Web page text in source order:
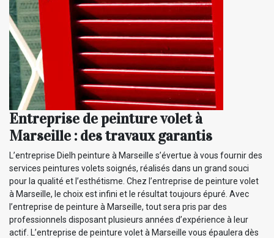
Entreprise de peinture volet à
Marseille : des travaux garantis
L’entreprise Dielh peinture à Marseille s’évertue à vous fournir des
services peintures volets soignés, réalisés dans un grand souci
pour la qualité et l’esthétisme. Chez l’entreprise de peinture volet
à Marseille, le choix est infini et le résultat toujours épuré. Avec
l’entreprise de peinture à Marseille, tout sera pris par des
professionnels disposant plusieurs années d’expérience à leur
actif. L’entreprise de peinture volet à Marseille vous épaulera dès